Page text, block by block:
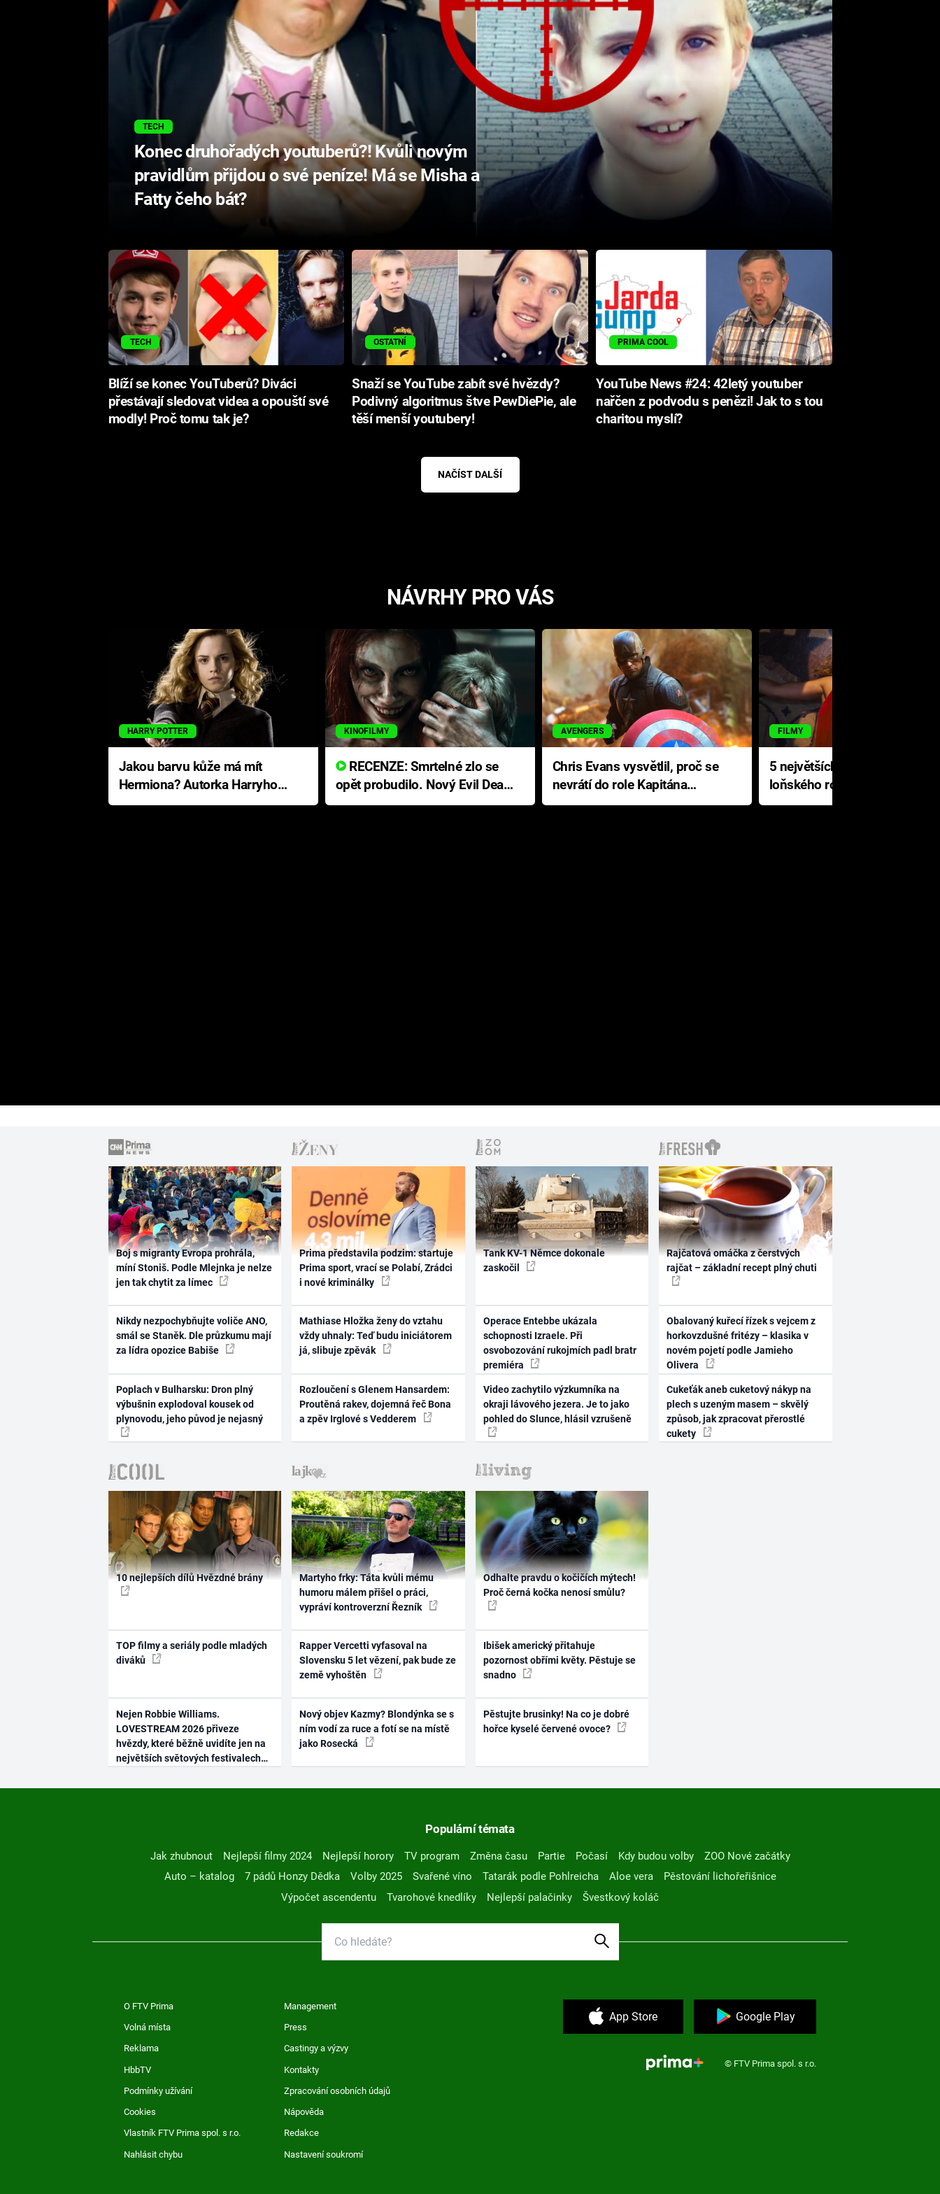
TECH
Konec druhořadých youtuberů?! Kvůli novým
pravidlům přijdou o své peníze! Má se Misha a
Fatty čeho bát?
TECH
Blíží se konec YouTuberů? Diváci
přestávají sledovat videa a opouští své
modly! Proč tomu tak je?
OSTATNÍ
Snaží se YouTube zabít své hvězdy?
Podivný algoritmus štve PewDiePie, ale
těší menší youtubery!
PRIMA COOL
YouTube News #24: 42letý youtuber
nařčen z podvodu s penězi! Jak to s tou
charitou myslí?
NAČÍST DALŠÍ
NÁVRHY PRO VÁS
HARRY POTTER
Jakou barvu kůže má mít
Hermiona? Autorka Harryho
Pottera přišla s ráznou
KINOFILMY
RECENZE: Smrtelné zlo se
opět probudilo. Nový Evil Dead
přichází s neodolatelnou
AVENGERS
Chris Evans vysvětlil, proč se
nevrátí do role Kapitána
Ameriky
FILMY
5 největších propadáků
loňského roku: Disney na
jediné katastrofě prodělal 200
Boj s migranty Evropa prohrála,
míní Stoniš. Podle Mlejnka je nelze
jen tak chytit za límec
Nikdy nezpochybňujte voliče ANO,
smál se Staněk. Dle průzkumu mají
za lídra opozice Babiše
Poplach v Bulharsku: Dron plný
výbušnin explodoval kousek od
plynovodu, jeho původ je nejasný
Prima představila podzim: startuje
Prima sport, vrací se Polabí, Zrádci
i nové kriminálky
Mathiase Hložka ženy do vztahu
vždy uhnaly: Teď budu iniciátorem
já, slibuje zpěvák
Rozloučení s Glenem Hansardem:
Proutěná rakev, dojemná řeč Bona
a zpěv Irglové s Vedderem
Tank KV-1 Němce dokonale
zaskočil
Operace Entebbe ukázala
schopnosti Izraele. Při
osvobozování rukojmích padl bratr
premiéra
Video zachytilo výzkumníka na
okraji lávového jezera. Je to jako
pohled do Slunce, hlásil vzrušeně
Rajčatová omáčka z čerstvých
rajčat – základní recept plný chuti
Obalovaný kuřecí řízek s vejcem z
horkovzdušné fritézy – klasika v
novém pojetí podle Jamieho
Olivera
Cukeťák aneb cuketový nákyp na
plech s uzeným masem – skvělý
způsob, jak zpracovat přerostlé
cukety
10 nejlepších dílů Hvězdné brány
TOP filmy a seriály podle mladých
diváků
Nejen Robbie Williams.
LOVESTREAM 2026 přiveze
hvězdy, které běžně uvidíte jen na
největších světových festivalech
Martyho frky: Táta kvůli mému
humoru málem přišel o práci,
vypráví kontroverzní Řezník
Rapper Vercetti vyfasoval na
Slovensku 5 let vězení, pak bude ze
země vyhoštěn
Nový objev Kazmy? Blondýnka se s
ním vodí za ruce a fotí se na místě
jako Rosecká
Odhalte pravdu o kočičích mýtech!
Proč černá kočka nenosí smůlu?
Ibišek americký přitahuje
pozornost obřími květy. Pěstuje se
snadno
Pěstujte brusinky! Na co je dobré
hořce kyselé červené ovoce?
Populární témata
Jak zhubnout Nejlepší filmy 2024 Nejlepší horory TV program Změna času Partie Počasí Kdy budou volby
ZOO Nové začátky
Auto – katalog
7 pádů Honzy Dědka Volby 2025 Svařené víno Tatarák podle Pohlreicha Aloe vera
Pěstování lichořeřišnice
Výpočet ascendentu
Tvarohové knedlíky Nejlepší palačinky Švestkový koláč
O FTV Prima Management
Volná místa Press
Reklama Castingy a výzvy
HbbTV Kontakty
Podmínky užívání Zpracování osobních údajů
Cookies Nápověda
Vlastník FTV Prima spol. s r.o. Redakce
Nahlásit chybu Nastavení soukromí
App Store Google Play
© FTV Prima spol. s r.o.